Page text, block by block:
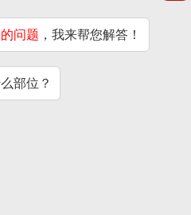
问题 ，我来帮您解答！
部位？